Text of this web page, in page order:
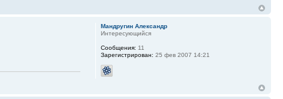
Мандругин Александр
Интересующийся
Сообщения: 11
Зарегистрирован: 25 фев 2007 14:21